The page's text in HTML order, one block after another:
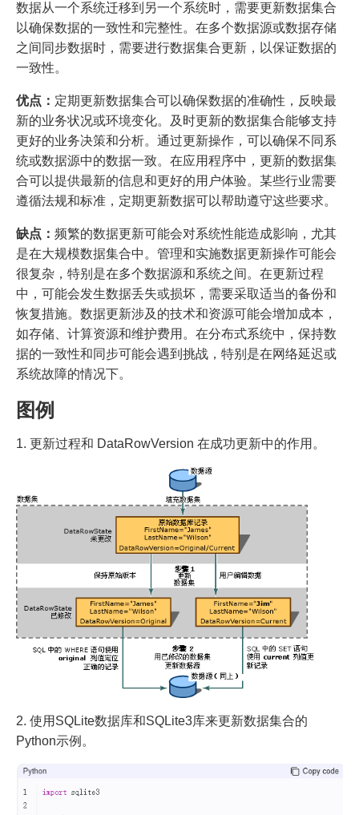
数据从一个系统迁移到另一个系统时，需要更新数据集合
以确保数据的一致性和完整性。在多个数据源或数据存储
之间同步数据时，需要进行数据集合更新，以保证数据的
一致性。
优点： 定期更新数据集合可以确保数据的准确性，反映最
新的业务状况或环境变化。及时更新的数据集合能够支持
更好的业务决策和分析。通过更新操作，可以确保不同系
统或数据源中的数据一致。在应用程序中，更新的数据集
合可以提供最新的信息和更好的用户体验。某些行业需要
遵循法规和标准，定期更新数据可以帮助遵守这些要求。
缺点： 频繁的数据更新可能会对系统性能造成影响，尤其
是在大规模数据集合中。管理和实施数据更新操作可能会
很复杂，特别是在多个数据源和系统之间。在更新过程
中，可能会发生数据丢失或损坏，需要采取适当的备份和
恢复措施。数据更新涉及的技术和资源可能会增加成本，
如存储、计算资源和维护费用。在分布式系统中，保持数
据的一致性和同步可能会遇到挑战，特别是在网络延迟或
系统故障的情况下。
图例
1. 更新过程和 DataRowVersion 在成功更新中的作用。
2. 使用SQLite数据库和SQLite3库来更新数据集合的
Python示例。